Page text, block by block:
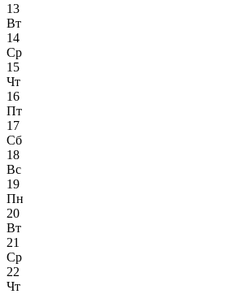
13
Вт
14
Ср
15
Чт
16
Пт
17
Сб
18
Вс
19
Пн
20
Вт
21
Ср
22
Чт